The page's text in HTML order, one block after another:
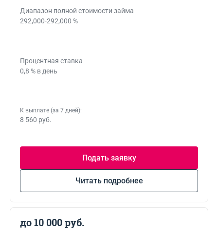
Диапазон полной стоимости займа
292,000-292,000 %
Процентная ставка
0,8 % в день
К выплате (за 7 дней):
8 560 руб.
Подать заявку
Читать подробнее
до 10 000 руб.